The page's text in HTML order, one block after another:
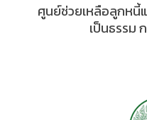
ศูนย์ช่วยเหลือลูกหนี้
เป็นธรรม